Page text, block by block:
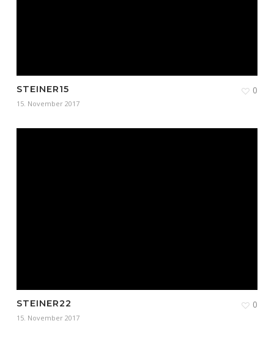
STEINER15
15. November 2017
0
STEINER22
15. November 2017
0